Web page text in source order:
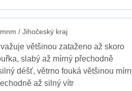
/ Jihočeský kraj
většinou zataženo až skoro
slabý až mírný přechodně
déšť, větrno fouká většinou
až silný vítr